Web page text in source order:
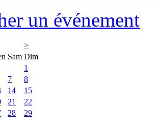
un événement
>
Sam Dim
1
7
8
14
15
21
22
28
29